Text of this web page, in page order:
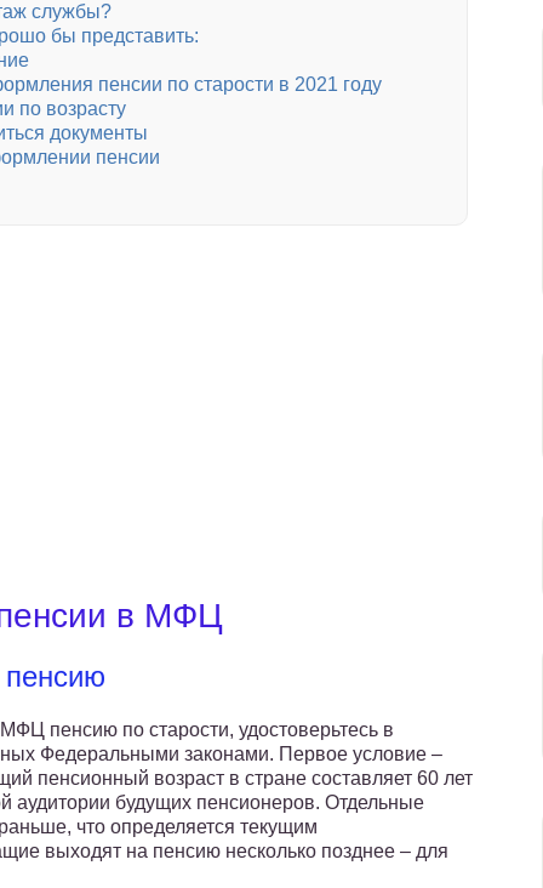
службы?
бы представить:
пенсии по старости в 2021 году
по возрасту
документы
пенсии
в МФЦ
пенсию по старости, удостоверьтесь в
Федеральными законами. Первое условие –
пенсионный возраст в стране составляет 60 лет
аудитории будущих пенсионеров. Отдельные
что определяется текущим
выходят на пенсию несколько позднее – для